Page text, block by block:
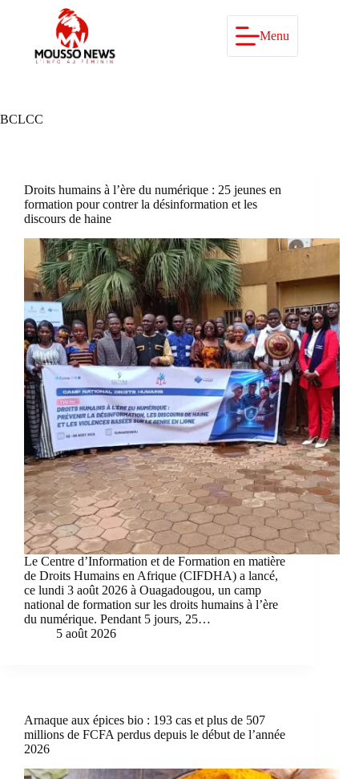
Menu
BCLCC
Droits humains à l’ère du numérique : 25 jeunes en
formation pour contrer la désinformation et les
discours de haine
Le Centre d’Information et de Formation en matière
de Droits Humains en Afrique (CIFDHA) a lancé,
ce lundi 3 août 2026 à Ouagadougou, un camp
national de formation sur les droits humains à l’ère
du numérique. Pendant 5 jours, 25…
5 août 2026
Arnaque aux épices bio : 193 cas et plus de 507
millions de FCFA perdus depuis le début de l’année
2026